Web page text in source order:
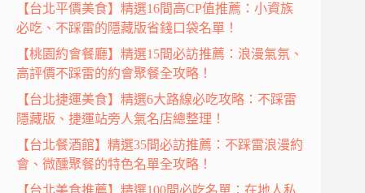
【台北平價美食】精選16間高CP值推薦：小資族
必吃、不踩雷的隱藏版省錢口袋名單！
【桃園約會餐廳】精選15間必訪推薦：浪漫氣氛、
高評價不踩雷的約會聚餐全攻略！
【台北捷運美食】精選6大路線必吃攻略：不踩雷
隱藏版、捷運站旁人氣名店總整理！
【台北餐酒館】精選35間必訪推薦：不踩雷浪漫約
會、微醺聚餐的特色名單全攻略！
【台北美食推薦】精選100間必吃名單：在地人私